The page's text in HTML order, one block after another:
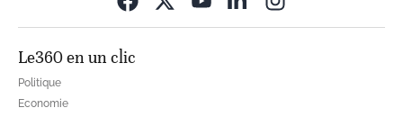
Le360 en un clic
Politique
Economie